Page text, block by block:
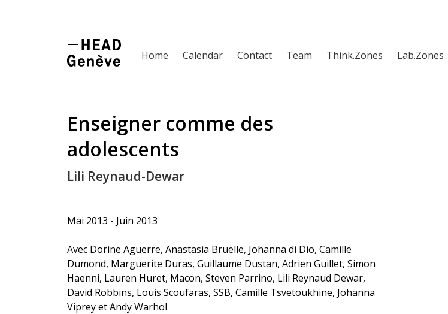
Home Calendar Contact Team Think.Zones Lab.Zones
Enseigner comme des
adolescents
Lili Reynaud-Dewar
Mai 2013 - Juin 2013
Avec Dorine Aguerre, Anastasia Bruelle, Johanna di Dio, Camille
Dumond, Marguerite Duras, Guillaume Dustan, Adrien Guillet, Simon
Haenni, Lauren Huret, Macon, Steven Parrino, Lili Reynaud Dewar,
David Robbins, Louis Scoufaras, SSB, Camille Tsvetoukhine, Johanna
Viprey et Andy Warhol